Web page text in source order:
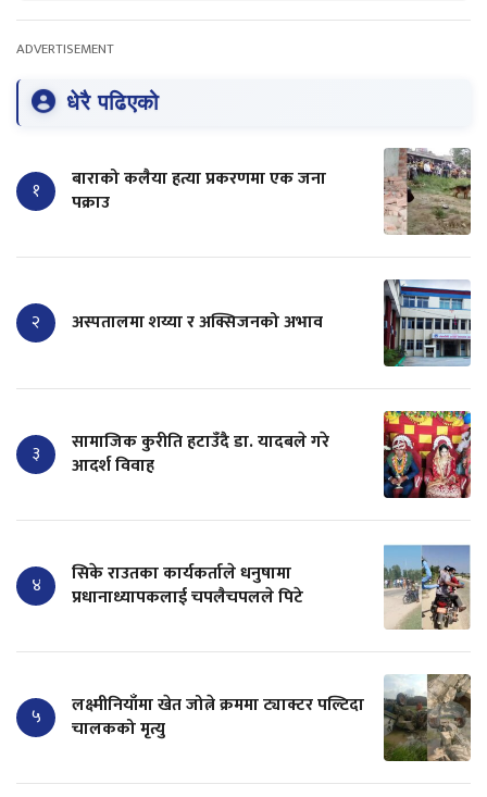
ADVERTISEMENT
धेरै पढिएको
१
बाराको कलैया हत्या प्रकरणमा एक जना
पक्राउ
२ अस्पतालमा शय्या र अक्सिजनको अभाव
३
सामाजिक कुरीति हटाउँदै डा. यादबले गरे
आदर्श विवाह
४
सिके राउतका कार्यकर्ताले धनुषामा
प्रधानाध्यापकलाई चपलैचपलले पिटे
५
लक्ष्मीनियाँमा खेत जोत्ने क्रममा ट्याक्टर पल्टिदा
चालकको मृत्यु